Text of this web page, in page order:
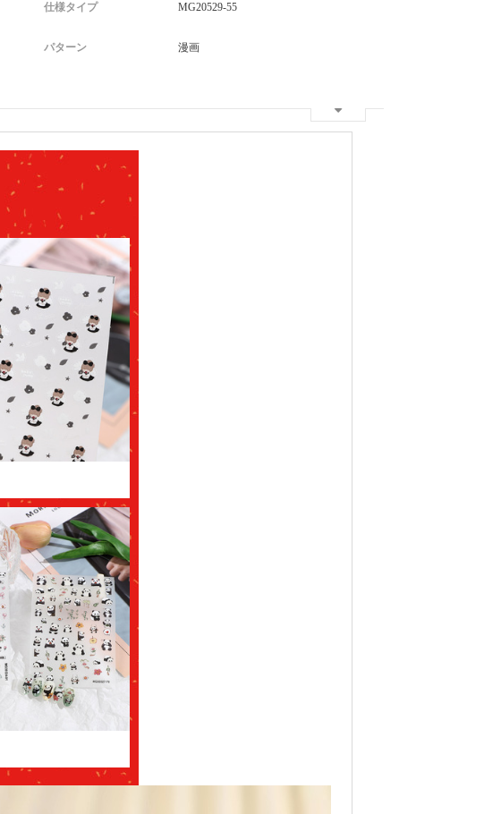
仕様タイプ MG20529-55
パターン 漫画